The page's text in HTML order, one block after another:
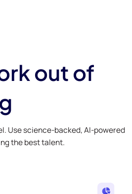
out of
Use science-backed, AI-powered
the best talent.